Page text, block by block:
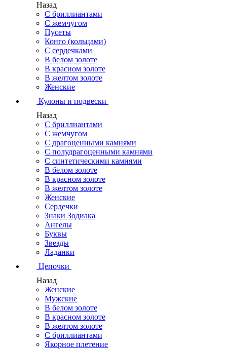
Назад
С бриллиантами
С жемчугом
Пусеты
Конго (кольцами)
С сердечками
В белом золоте
В красном золоте
В желтом золоте
Женские
Кулоны и подвески
Назад
С бриллиантами
С жемчугом
С драгоценными камнями
С полудрагоценными камнями
С синтетическими камнями
В белом золоте
В красном золоте
В желтом золоте
Женские
Сердечки
Знаки Зодиака
Ангелы
Буквы
Звезды
Ладанки
Цепочки
Назад
Женские
Мужские
В белом золоте
В красном золоте
В желтом золоте
С бриллиантами
Якорное плетение